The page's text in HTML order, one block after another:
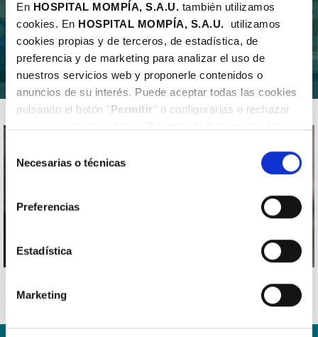
En HOSPITAL MOMPÍA, S.A.U. también utilizamos
cookies. En HOSPITAL MOMPÍA, S.A.U. utilizamos
cookies propias y de terceros, de estadística, de
preferencia y de marketing para analizar el uso de
nuestros servicios web y proponerle contenidos o
anuncios de su interés. Puede aceptar todas las cookies
pulsando el botón "Permitir" o configurarlas o rechazar
Necesarias o técnicas
Preferencias
Estadística
Marketing
22 de diciembre de 2025